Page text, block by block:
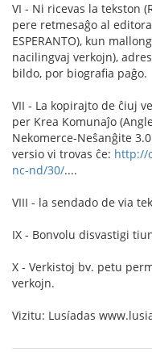
VI - Ni ricevas la tekston
pere retmesaĝo al
ESPERANTO), kun
nacilingvaj verkojn),
bildo, por biografia paĝo.
VII - La kopirajto de ĉiuj
per Krea Komunaĵo
Nekomerce-Neŝanĝite
versio vi trovas ĉe: http://
nc-nd/30/....
VIII - la sendado de via
IX - Bonvolu disvastigi
X - Verkistoj bv. petu
verkojn.
Vizitu: Lusíadas